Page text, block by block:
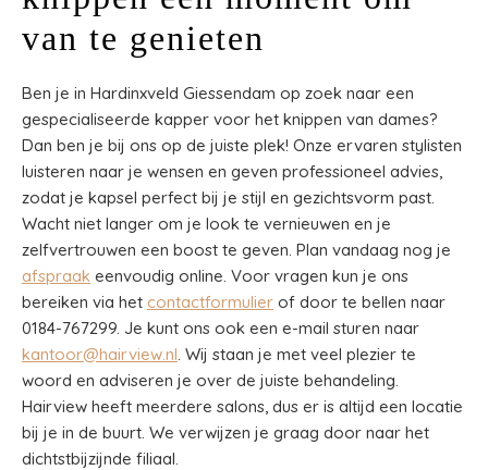
van te genieten
Ben je in Hardinxveld Giessendam op zoek naar een
gespecialiseerde kapper voor het knippen van dames?
Dan ben je bij ons op de juiste plek! Onze ervaren stylisten
luisteren naar je wensen en geven professioneel advies,
zodat je kapsel perfect bij je stijl en gezichtsvorm past.
Wacht niet langer om je look te vernieuwen en je
zelfvertrouwen een boost te geven. Plan vandaag nog je
afspraak eenvoudig online. Voor vragen kun je ons
bereiken via het contactformulier of door te bellen naar
0184-767299. Je kunt ons ook een e-mail sturen naar
kantoor@hairview.nl. Wij staan je met veel plezier te
woord en adviseren je over de juiste behandeling.
Hairview heeft meerdere salons, dus er is altijd een locatie
bij je in de buurt. We verwijzen je graag door naar het
dichtstbijzijnde filiaal.